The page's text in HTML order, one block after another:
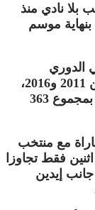
بلا نادي منذ
موسم
الدوري
الإيطالي، حيث لعب 159 مباراة مع روما بين 2011 و2016،
و122 مباراة مع يوفنتوس بين 2016 و2020، بمجموع 363
الدولي، خاض بيانيتش 115 مباراة مع منتخب
فقط تجاوزا
جانب إيدين